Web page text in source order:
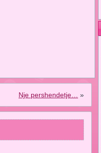
Nje pershendetje… »